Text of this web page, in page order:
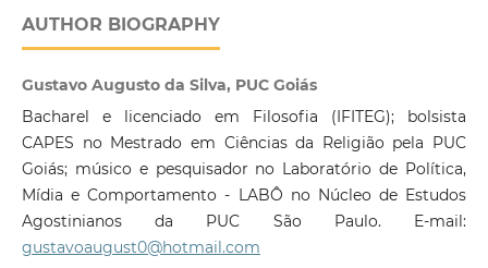
AUTHOR BIOGRAPHY
Gustavo Augusto da Silva, PUC Goiás
Bacharel e licenciado em Filosofia (IFITEG); bolsista
CAPES no Mestrado em Ciências da Religião pela PUC
Goiás; músico e pesquisador no Laboratório de Política,
Mídia e Comportamento - LABÔ no Núcleo de Estudos
Agostinianos da PUC São Paulo. E-mail:
gustavoaugust0@hotmail.com